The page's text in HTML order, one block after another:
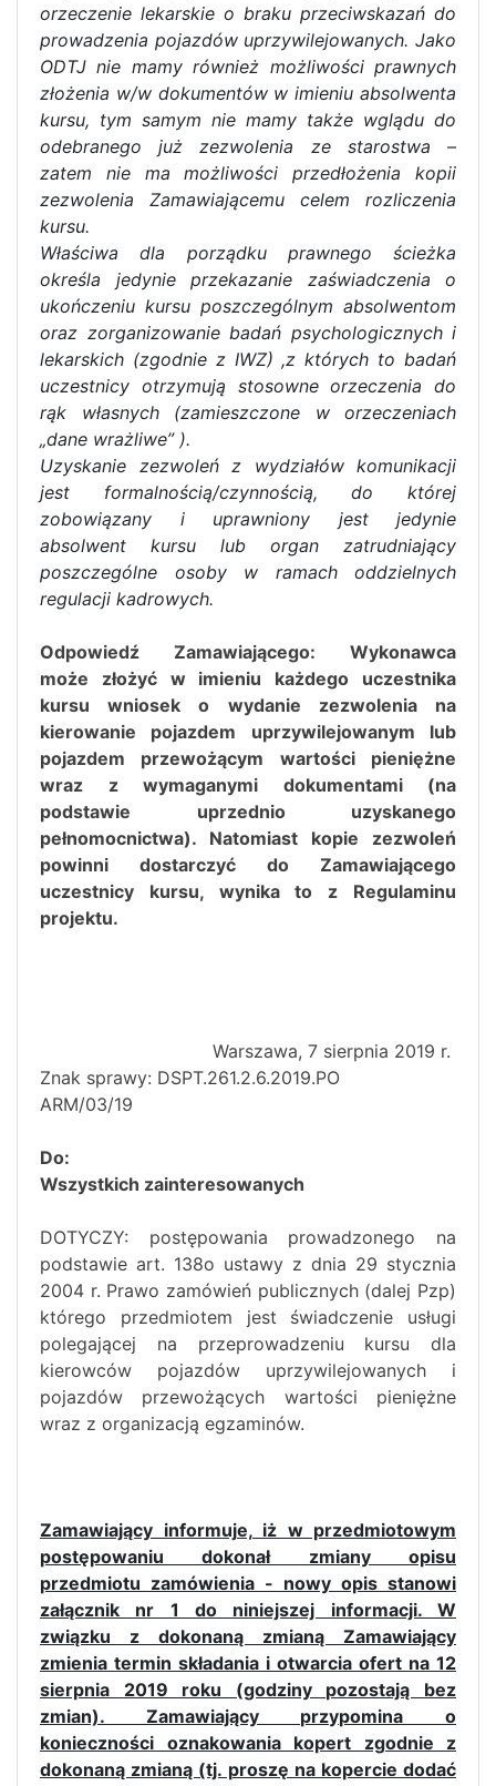
orzeczenie lekarskie o braku przeciwskazań do
prowadzenia pojazdów uprzywilejowanych. Jako
ODTJ nie mamy również możliwości prawnych
złożenia w/w dokumentów w imieniu absolwenta
kursu, tym samym nie mamy także wglądu do
odebranego już zezwolenia ze starostwa –
zatem nie ma możliwości przedłożenia kopii
zezwolenia Zamawiającemu celem rozliczenia
kursu.
Właściwa dla porządku prawnego ścieżka
określa jedynie przekazanie zaświadczenia o
ukończeniu kursu poszczególnym absolwentom
oraz zorganizowanie badań psychologicznych i
lekarskich (zgodnie z IWZ) ,z których to badań
uczestnicy otrzymują stosowne orzeczenia do
rąk własnych (zamieszczone w orzeczeniach
„dane wrażliwe” ).
Uzyskanie zezwoleń z wydziałów komunikacji
jest formalnością/czynnością, do której
zobowiązany i uprawniony jest jedynie
absolwent kursu lub organ zatrudniający
poszczególne osoby w ramach oddzielnych
regulacji kadrowych.
Odpowiedź Zamawiającego: Wykonawca
może złożyć w imieniu każdego uczestnika
kursu wniosek o wydanie zezwolenia na
kierowanie pojazdem uprzywilejowanym lub
pojazdem przewożącym wartości pieniężne
wraz z wymaganymi dokumentami (na
podstawie uprzednio uzyskanego
pełnomocnictwa). Natomiast kopie zezwoleń
powinni dostarczyć do Zamawiającego
uczestnicy kursu, wynika to z Regulaminu
projektu.
Warszawa, 7 sierpnia 2019 r.
Znak sprawy: DSPT.261.2.6.2019.PO
ARM/03/19
Do:
Wszystkich zainteresowanych
DOTYCZY: postępowania prowadzonego na
podstawie art. 138o ustawy z dnia 29 stycznia
2004 r. Prawo zamówień publicznych (dalej Pzp)
którego przedmiotem jest świadczenie usługi
polegającej na przeprowadzeniu kursu dla
kierowców pojazdów uprzywilejowanych i
pojazdów przewożących wartości pieniężne
wraz z organizacją egzaminów.
Zamawiający informuje, iż w przedmiotowym
postępowaniu dokonał zmiany opisu
przedmiotu zamówienia - nowy opis stanowi
załącznik nr 1 do niniejszej informacji. W
związku z dokonaną zmianą Zamawiający
zmienia termin składania i otwarcia ofert na 12
sierpnia 2019 roku (godziny pozostają bez
zmian). Zamawiający przypomina o
konieczności oznakowania kopert zgodnie z
dokonaną zmianą (tj. proszę na kopercie dodać